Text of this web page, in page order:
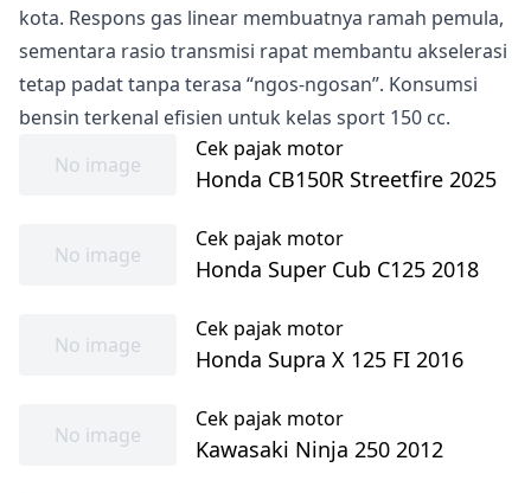
kota. Respons gas linear membuatnya ramah pemula,
sementara rasio transmisi rapat membantu akselerasi
tetap padat tanpa terasa “ngos-ngosan”. Konsumsi
bensin terkenal efisien untuk kelas sport 150 cc.
No image
Cek pajak motor
Honda CB150R Streetfire 2025
No image
Cek pajak motor
Honda Super Cub C125 2018
No image
Cek pajak motor
Honda Supra X 125 FI 2016
No image
Cek pajak motor
Kawasaki Ninja 250 2012